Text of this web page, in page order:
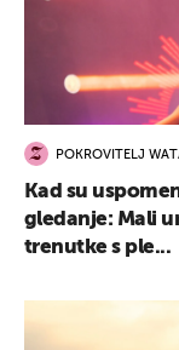
POKROVITELJ
Kad su
gledanje: Mali
trenutke s ple...